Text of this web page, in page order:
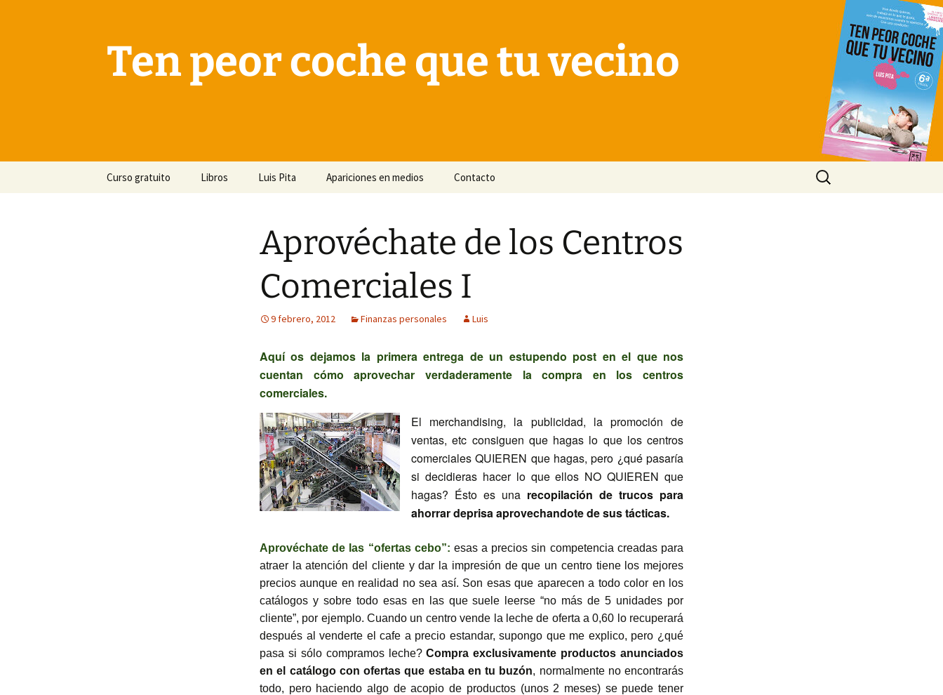
Ten peor coche que tu vecino
Curso gratuito Libros Luis Pita Apariciones en medios Contacto
Buscar:
Aprovéchate de los Centros
Comerciales I
9 febrero, 2012 Finanzas personales Luis
Aquí os dejamos la primera entrega de un estupendo post en el que nos
cuentan cómo aprovechar verdaderamente la compra en los centros
comerciales.
El merchandising, la publicidad, la promoción de
ventas, etc consiguen que hagas lo que los centros
comerciales QUIEREN que hagas, pero ¿qué pasaría
si decidieras hacer lo que ellos NO QUIEREN que
hagas? Ésto es una recopilación de trucos para
ahorrar deprisa aprovechandote de sus tácticas.
Aprovéchate de las “ofertas cebo”: esas a precios sin competencia creadas para
atraer la atención del cliente y dar la impresión de que un centro tiene los mejores
precios aunque en realidad no sea así. Son esas que aparecen a todo color en los
catálogos y sobre todo esas en las que suele leerse “no más de 5 unidades por
cliente”, por ejemplo. Cuando un centro vende la leche de oferta a 0,60 lo recuperará
después al venderte el cafe a precio estandar, supongo que me explico, pero ¿qué
pasa si sólo compramos leche?Compra exclusivamente productos anunciados
en el catálogo con ofertas que estaba en tu buzón, normalmente no encontrarás
todo, pero haciendo algo de acopio de productos (unos 2 meses) se puede tener